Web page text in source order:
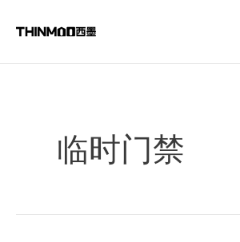
临时门禁